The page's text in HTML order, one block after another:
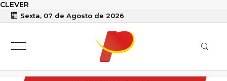
CLEVER
Sexta, 07 de Agosto de 2026